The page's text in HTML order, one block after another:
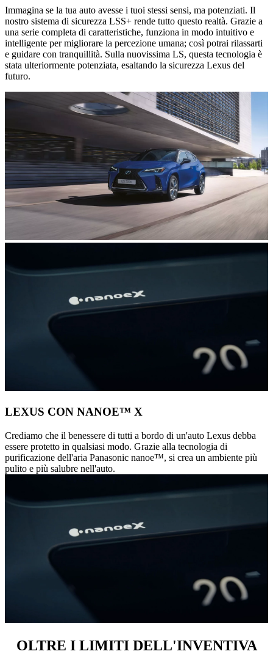
Immagina se la tua auto avesse i tuoi stessi sensi, ma potenziati. Il
nostro sistema di sicurezza LSS+ rende tutto questo realtà. Grazie a
una serie completa di caratteristiche, funziona in modo intuitivo e
intelligente per migliorare la percezione umana; così potrai rilassarti
e guidare con tranquillità. Sulla nuovissima LS, questa tecnologia è
stata ulteriormente potenziata, esaltando la sicurezza Lexus del
futuro.
LEXUS CON NANOE™ X
Crediamo che il benessere di tutti a bordo di un'auto Lexus debba
essere protetto in qualsiasi modo. Grazie alla tecnologia di
purificazione dell'aria Panasonic nanoe™, si crea un ambiente più
pulito e più salubre nell'auto.
OLTRE I LIMITI DELL'INVENTIVA